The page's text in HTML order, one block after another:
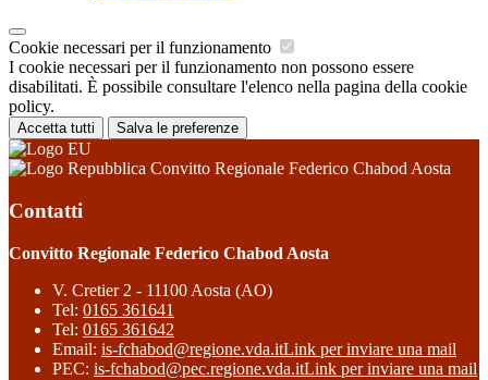
Cookie necessari per il funzionamento
I cookie necessari per il funzionamento non possono essere
disabilitati. È possibile consultare l'elenco nella pagina della cookie
policy.
Accetta tutti Salva le preferenze
Convitto Regionale Federico Chabod Aosta
Contatti
Convitto Regionale Federico Chabod Aosta
V. Cretier 2 - 11100 Aosta (AO)
Tel: 0165 361641
Tel: 0165 361642
Email: is-fchabod@regione.vda.itLink per inviare una mail
PEC: is-fchabod@pec.regione.vda.itLink per inviare una mail